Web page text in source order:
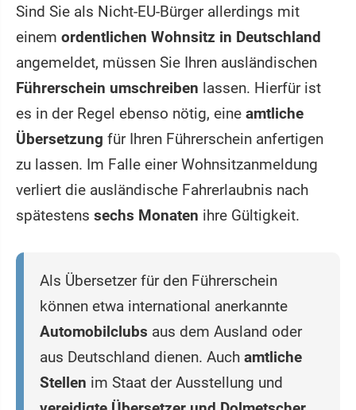
Sind Sie als Nicht-EU-Bürger allerdings mit
einem ordentlichen Wohnsitz in Deutschland
angemeldet, müssen Sie Ihren ausländischen
Führerschein umschreiben lassen. Hierfür ist
es in der Regel ebenso nötig, eine amtliche
Übersetzung für Ihren Führerschein anfertigen
zu lassen. Im Falle einer Wohnsitzanmeldung
verliert die ausländische Fahrerlaubnis nach
spätestens sechs Monaten ihre Gültigkeit.
Als Übersetzer für den Führerschein
können etwa international anerkannte
Automobilclubs aus dem Ausland oder
aus Deutschland dienen. Auch amtliche
Stellen im Staat der Ausstellung und